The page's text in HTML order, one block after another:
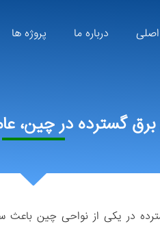
درباره ما پروژه ها
گسترده در چین،
در یکی از نواحی چین